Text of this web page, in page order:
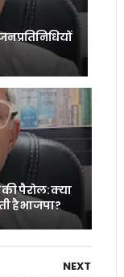
की पैरोल: क्या
है भाजपा?
NEXT